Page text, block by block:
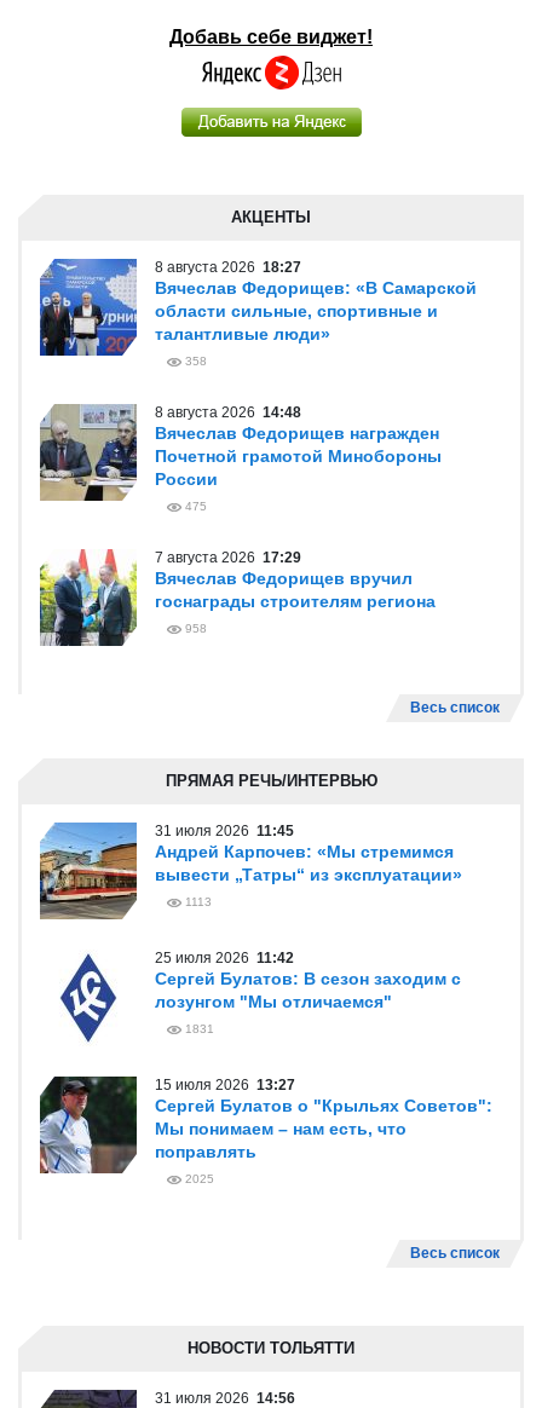
Добавь себе виджет!
АКЦЕНТЫ
8 августа 2026 18:27
Вячеслав Федорищев: «В Самарской
области сильные, спортивные и
талантливые люди»
358
8 августа 2026 14:48
Вячеслав Федорищев награжден
Почетной грамотой Минобороны
России
475
7 августа 2026 17:29
Вячеслав Федорищев вручил
госнаграды строителям региона
958
Весь список
ПРЯМАЯ РЕЧЬ/ИНТЕРВЬЮ
31 июля 2026 11:45
Андрей Карпочев: «Мы стремимся
вывести „Татры“ из эксплуатации»
1113
25 июля 2026 11:42
Сергей Булатов: В сезон заходим с
лозунгом "Мы отличаемся"
1831
15 июля 2026 13:27
Сергей Булатов о "Крыльях Советов":
Мы понимаем – нам есть, что
поправлять
2025
Весь список
НОВОСТИ ТОЛЬЯТТИ
31 июля 2026 14:56